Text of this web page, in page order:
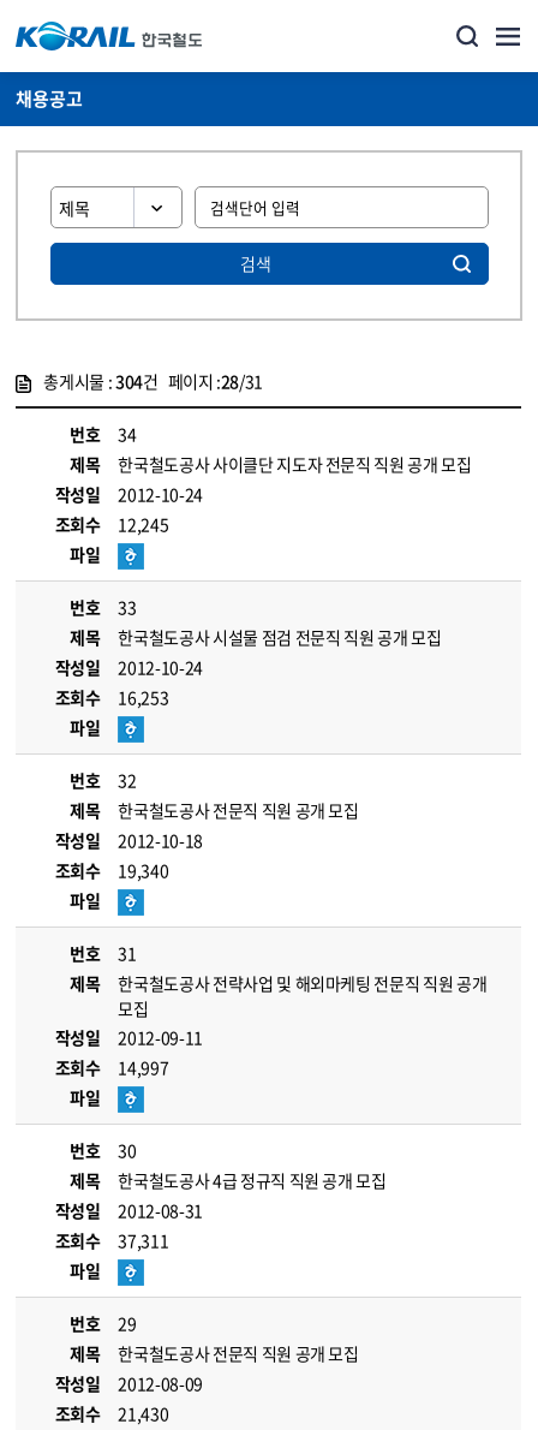
채용공고
검색
총게시물 :304건 페이지 :28/31
번호
34
제목
한국철도공사 사이클단 지도자 전문직 직원 공개 모집
작성일
2012-10-24
조회수
12,245
파일
번호
33
제목
한국철도공사 시설물 점검 전문직 직원 공개 모집
작성일
2012-10-24
조회수
16,253
파일
번호
32
제목
한국철도공사 전문직 직원 공개 모집
작성일
2012-10-18
조회수
19,340
파일
번호
31
제목
한국철도공사 전략사업 및 해외마케팅 전문직 직원 공개
모집
작성일
2012-09-11
조회수
14,997
파일
번호
30
제목
한국철도공사 4급 정규직 직원 공개 모집
작성일
2012-08-31
조회수
37,311
파일
번호
29
제목
한국철도공사 전문직 직원 공개 모집
작성일
2012-08-09
조회수
21,430